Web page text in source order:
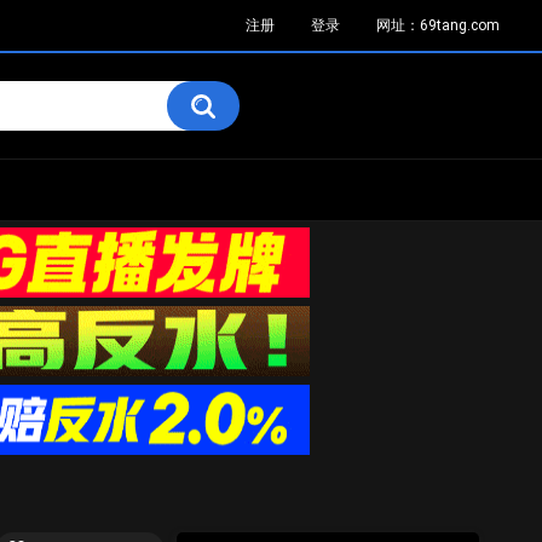
注册 登录 网址：69tang.com